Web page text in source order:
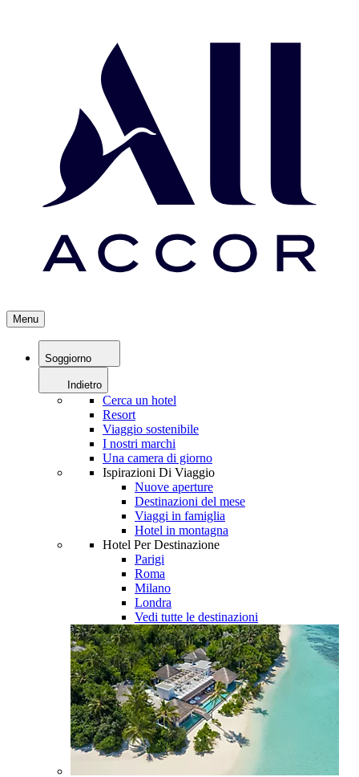
Menu
Soggiorno
Indietro
Cerca un hotel
Resort
Viaggio sostenibile
I nostri marchi
Una camera di giorno
Ispirazioni Di Viaggio
Nuove aperture
Destinazioni del mese
Viaggi in famiglia
Hotel in montagna
Hotel Per Destinazione
Parigi
Roma
Milano
Londra
Vedi tutte le destinazioni